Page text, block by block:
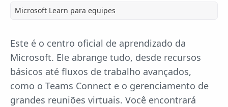
Microsoft Learn para equipes
Este é o centro oficial de aprendizado da
Microsoft. Ele abrange tudo, desde recursos
básicos até fluxos de trabalho avançados,
como o Teams Connect e o gerenciamento de
grandes reuniões virtuais. Você encontrará